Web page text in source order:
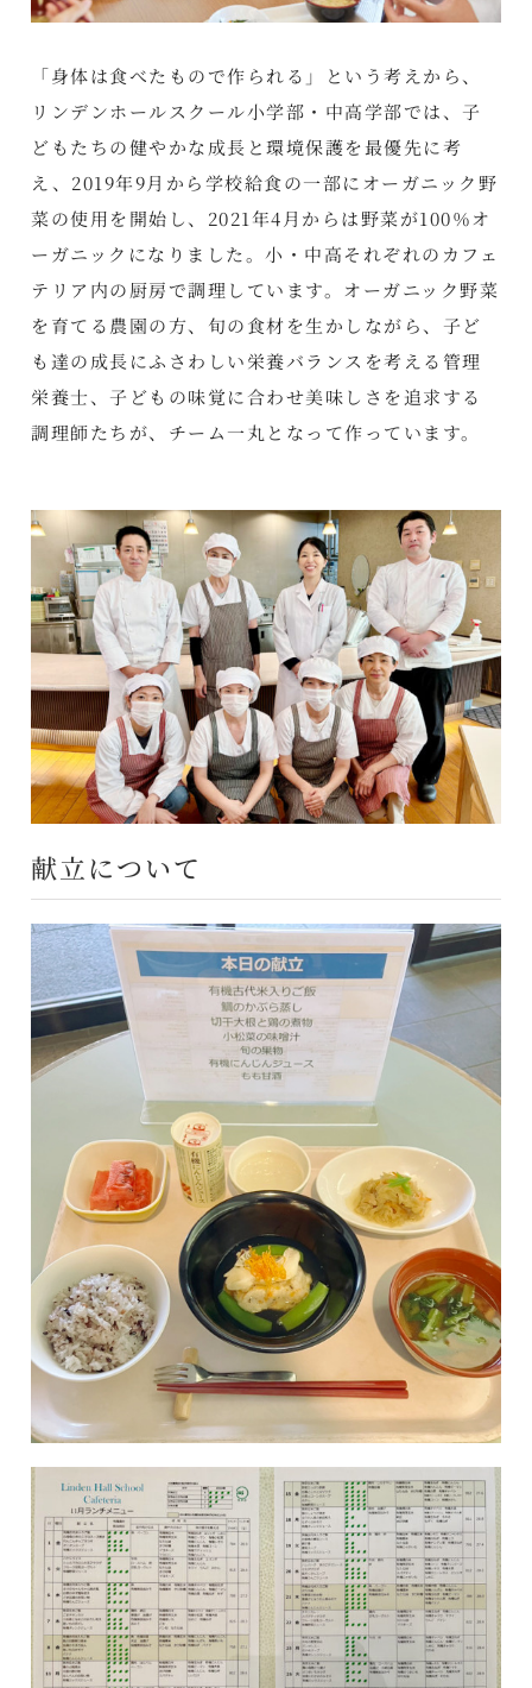
「身体は食べたもので作られる」という考えから、
リンデンホールスクール小学部・中高学部では、子
どもたちの健やかな成長と環境保護を最優先に考
え、2019年9月から学校給食の一部にオーガニック野
菜の使用を開始し、2021年4月からは野菜が100％オ
ーガニックになりました。小・中高それぞれのカフェ
テリア内の厨房で調理しています。オーガニック野菜
を育てる農園の方、旬の食材を生かしながら、子ど
も達の成長にふさわしい栄養バランスを考える管理
栄養士、子どもの味覚に合わせ美味しさを追求する
調理師たちが、チーム一丸となって作っています。
献立について